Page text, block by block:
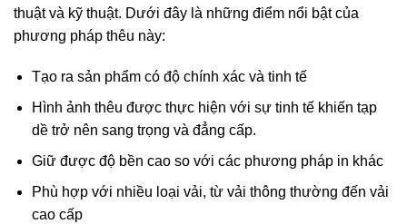
thuật và kỹ thuật. Dưới đây là những điểm nổi bật của
phương pháp thêu này:
Tạo ra sản phẩm có độ chính xác và tinh tế
Hình ảnh thêu được thực hiện với sự tinh tế khiến tạp
dề trở nên sang trọng và đẳng cấp.
Giữ được độ bền cao so với các phương pháp in khác
Phù hợp với nhiều loại vải, từ vải thông thường đến vải
cao cấp